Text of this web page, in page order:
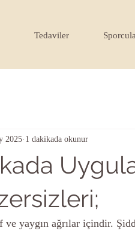
Tedaviler
2025 1 dakikada okunur
yaygın ağrılar içindir.